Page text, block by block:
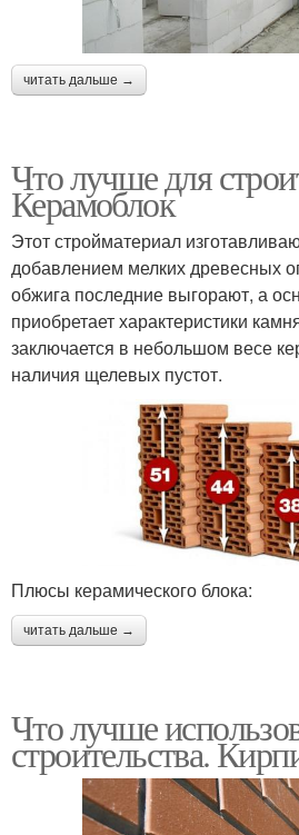
читать дальше →
Что лучше для
Керамоблок
Этот стройматериал
добавлением мелких древесных
обжига последние выгорают, а
приобретает характеристики
заключается в небольшом весе
наличия щелевых пустот.
Плюсы керамического блока:
читать дальше →
Что лучше
строительства.